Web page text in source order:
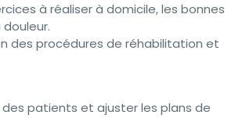
à réaliser à domicile, les bonnes
des procédures de réhabilitation et
des patients et ajuster les plans de